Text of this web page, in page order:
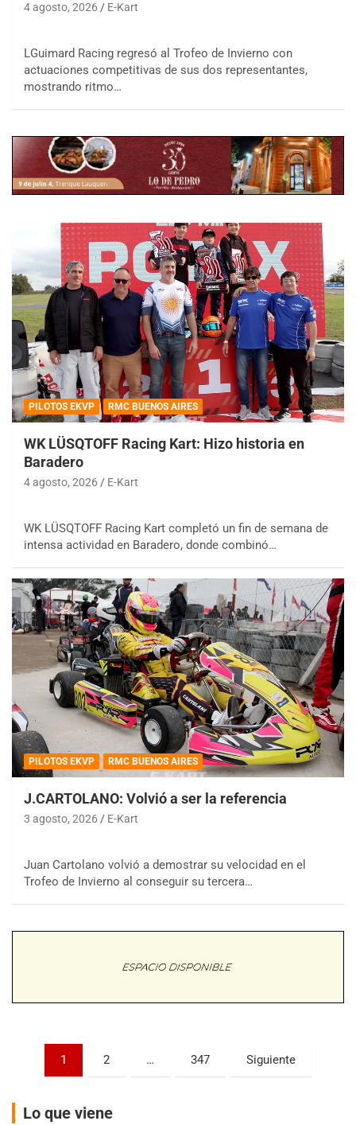
4 agosto, 2026 E-Kart
LGuimard Racing regresó al Trofeo de Invierno con
actuaciones competitivas de sus dos representantes,
mostrando ritmo…
PILOTOS EKVP RMC BUENOS AIRES
WK LÜSQTOFF Racing Kart: Hizo historia en
Baradero
4 agosto, 2026 E-Kart
WK LÜSQTOFF Racing Kart completó un fin de semana de
intensa actividad en Baradero, donde combinó…
PILOTOS EKVP RMC BUENOS AIRES
J.CARTOLANO: Volvió a ser la referencia
3 agosto, 2026 E-Kart
Juan Cartolano volvió a demostrar su velocidad en el
Trofeo de Invierno al conseguir su tercera…
Paginación
entradas
1 2 … 347 Siguiente
Lo que viene
08/09-AGO
IAME SERIES ARGENTINA 6
Ramiro Tot (Asfalto)
Ciudad de Trenque Lauquen (Asfalto)